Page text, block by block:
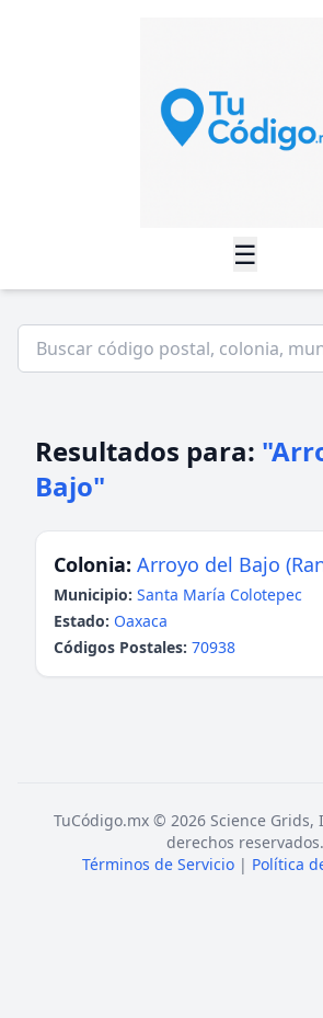
☰
Resultados para:
Bajo"
Colonia: Arroyo del Bajo
Municipio: Santa María Colotepec
Estado: Oaxaca
Códigos Postales: 70938
TuCódigo.mx © 2026 Science Grids,
derechos reservados.
Términos de Servicio | Política